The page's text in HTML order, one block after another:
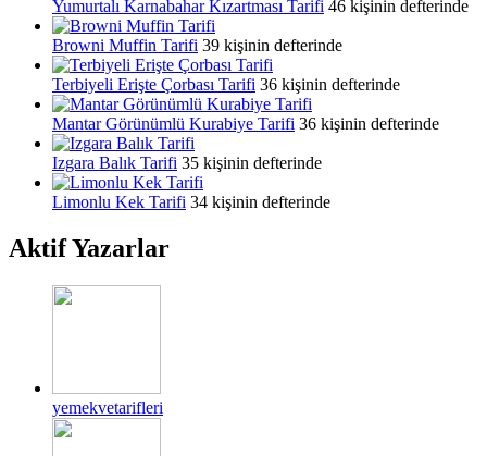
Yumurtalı Karnabahar Kızartması Tarifi 46 kişinin defterinde
Browni Muffin Tarifi 39 kişinin defterinde
Terbiyeli Erişte Çorbası Tarifi 36 kişinin defterinde
Mantar Görünümlü Kurabiye Tarifi 36 kişinin defterinde
Izgara Balık Tarifi 35 kişinin defterinde
Limonlu Kek Tarifi 34 kişinin defterinde
Aktif Yazarlar
yemekvetarifleri